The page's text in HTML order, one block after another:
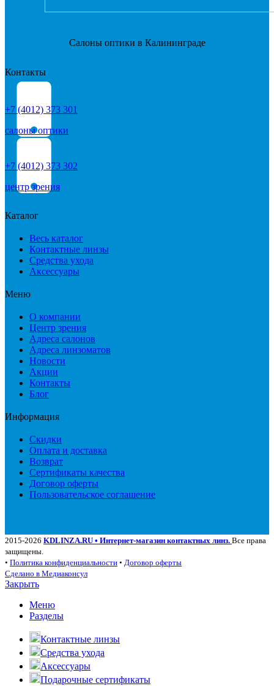
Салоны оптики в Калининграде
Контакты
+7 (4012) 373 301
салоны оптики
+7 (4012) 373 302
центр зрения
Каталог
Весь каталог
Контактные линзы
Средства ухода
Аксессуары
Меню
О компании
Центр зрения
Адреса салонов
Адреса линзоматов
Новости
Акции
Контакты
Блог
Информация
Скидки
Оплата и доставка
Возврат
Сертификаты качества
Договор оферты
Пользовательское соглашение
2015-2026 KDLINZA.RU • Интернет-магазин контактных линз. Все права
защищены.
• Политика конфиденциальности • Договор оферты
Сделано в Медиаконсул
Закрыть
Меню
Разделы
Контактные линзы
Средства ухода
Аксессуары
Подарочные сертификаты